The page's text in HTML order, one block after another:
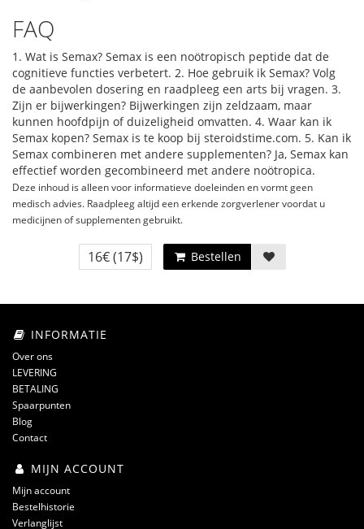
FAQ
1. Wat is Semax? Semax is een noötropisch peptide dat de
cognitieve functies verbetert. 2. Hoe gebruik ik Semax? Volg
de aanbevolen dosering en raadpleeg een arts bij vragen. 3.
Zijn er bijwerkingen? Bijwerkingen zijn zeldzaam, maar
kunnen hoofdpijn of duizeligheid omvatten. 4. Waar kan ik
Semax kopen? Semax is te koop bij steroidstime.com. 5. Kan ik
Semax combineren met andere supplementen? Ja, Semax kan
effectief worden gecombineerd met andere noötropica.
Deze inhoud is alleen voor informatieve doeleinden en vormt geen
medisch advies. Raadpleeg altijd een erkende zorgverlener voordat u
medicijnen of supplementen gebruikt.
16€(17$) Bestellen
INFORMATIE
Over ons
LEVERING
BETALING
Spaarpunten
Blog
Contact
MIJN ACCOUNT
Mijn account
Bestelhistorie
Verlanglijst